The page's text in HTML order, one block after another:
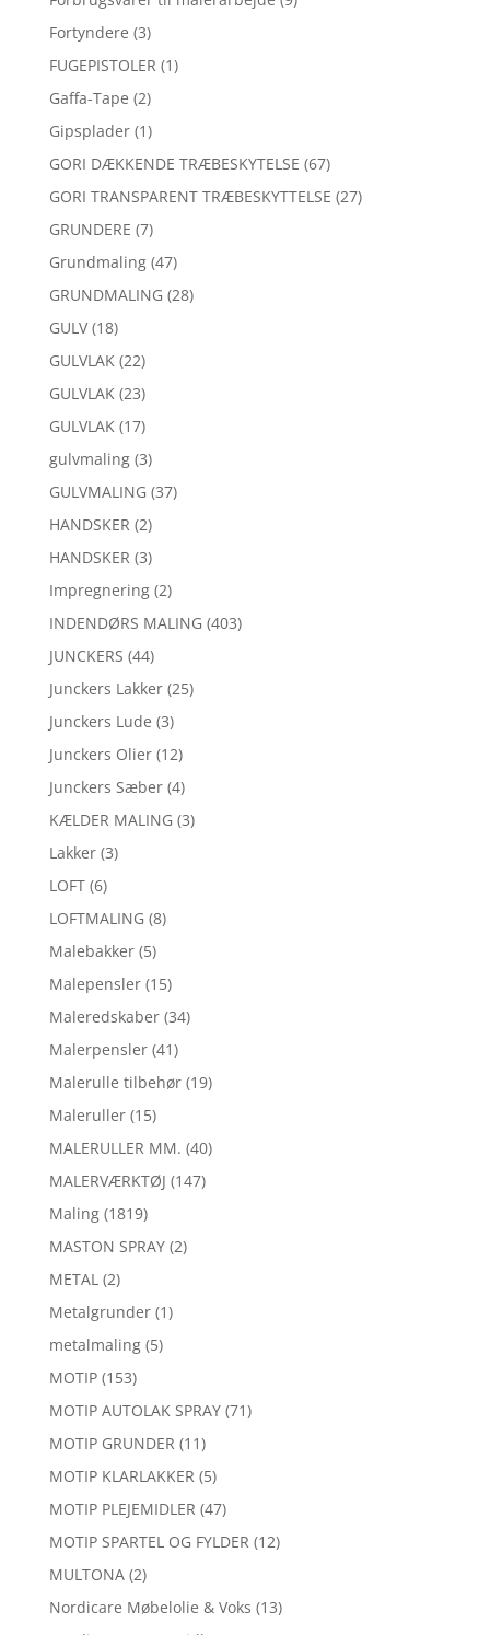
Fortyndere (3)
FUGEPISTOLER (1)
Gaffa-Tape (2)
Gipsplader (1)
GORI DÆKKENDE TRÆBESKYTELSE (67)
GORI TRANSPARENT TRÆBESKYTTELSE (27)
GRUNDERE (7)
Grundmaling (47)
GRUNDMALING (28)
GULV (18)
GULVLAK (22)
GULVLAK (23)
GULVLAK (17)
gulvmaling (3)
GULVMALING (37)
HANDSKER (2)
HANDSKER (3)
Impregnering (2)
INDENDØRS MALING (403)
JUNCKERS (44)
Junckers Lakker (25)
Junckers Lude (3)
Junckers Olier (12)
Junckers Sæber (4)
KÆLDER MALING (3)
Lakker (3)
LOFT (6)
LOFTMALING (8)
Malebakker (5)
Malepensler (15)
Maleredskaber (34)
Malerpensler (41)
Malerulle tilbehør (19)
Maleruller (15)
MALERULLER MM. (40)
MALERVÆRKTØJ (147)
Maling (1819)
MASTON SPRAY (2)
METAL (2)
Metalgrunder (1)
metalmaling (5)
MOTIP (153)
MOTIP AUTOLAK SPRAY (71)
MOTIP GRUNDER (11)
MOTIP KLARLAKKER (5)
MOTIP PLEJEMIDLER (47)
MOTIP SPARTEL OG FYLDER (12)
MULTONA (2)
Nordicare Møbelolie & Voks (13)